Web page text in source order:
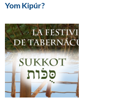
Yom Kipúr?